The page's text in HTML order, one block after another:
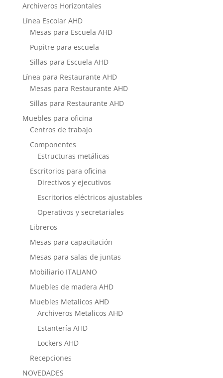
Archiveros Horizontales
Línea Escolar AHD
Mesas para Escuela AHD
Pupitre para escuela
Sillas para Escuela AHD
Línea para Restaurante AHD
Mesas para Restaurante AHD
Sillas para Restaurante AHD
Muebles para oficina
Centros de trabajo
Componentes
Estructuras metálicas
Escritorios para oficina
Directivos y ejecutivos
Escritorios eléctricos ajustables
Operativos y secretariales
Libreros
Mesas para capacitación
Mesas para salas de juntas
Mobiliario ITALIANO
Muebles de madera AHD
Muebles Metalicos AHD
Archiveros Metalicos AHD
Estantería AHD
Lockers AHD
Recepciones
NOVEDADES